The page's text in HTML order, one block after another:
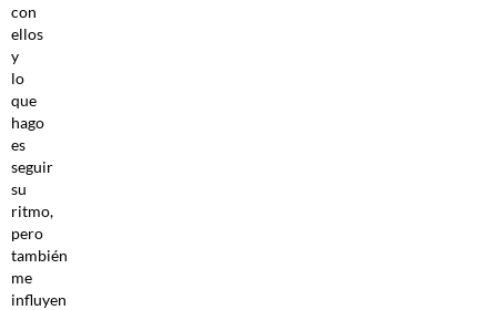
con
ellos
y
lo
que
hago
es
seguir
su
ritmo,
pero
también
me
influyen